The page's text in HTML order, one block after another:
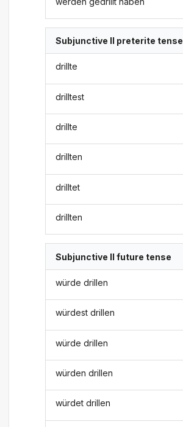
Subjunctive II preterite tense
drillte
drilltest
drillte
drillten
drilltet
drillten
Subjunctive II future tense
würde drillen
würdest drillen
würde drillen
würden drillen
würdet drillen